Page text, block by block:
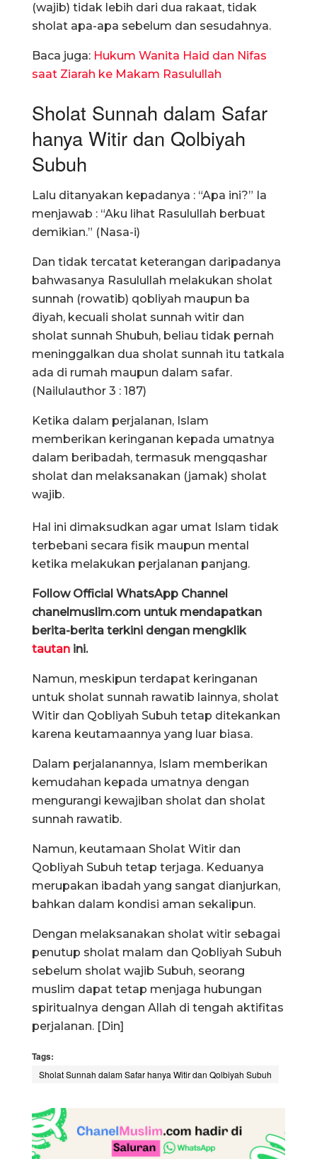
(wajib) tidak lebih dari dua rakaat, tidak
sholat apa-apa sebelum dan sesudahnya.
Baca juga: Hukum Wanita Haid dan Nifas
saat Ziarah ke Makam Rasulullah
Sholat Sunnah dalam Safar
hanya Witir dan Qolbiyah
Subuh
Lalu ditanyakan kepadanya : “Apa ini?” Ia
menjawab : “Aku lihat Rasulullah berbuat
demikian.” (Nasa-i)
Dan tidak tercatat keterangan daripadanya
bahwasanya Rasulullah melakukan sholat
sunnah (rowatib) qobliyah maupun ba
́diyah, kecuali sholat sunnah witir dan
sholat sunnah Shubuh, beliau tidak pernah
meninggalkan dua sholat sunnah itu tatkala
ada di rumah maupun dalam safar.
(Nailulauthor 3 : 187)
Ketika dalam perjalanan, Islam
memberikan keringanan kepada umatnya
dalam beribadah, termasuk mengqashar
sholat dan melaksanakan (jamak) sholat
wajib.
Hal ini dimaksudkan agar umat Islam tidak
terbebani secara fisik maupun mental
ketika melakukan perjalanan panjang.
Follow Official WhatsApp Channel
chanelmuslim.com untuk mendapatkan
berita-berita terkini dengan mengklik
tautan ini.
Namun, meskipun terdapat keringanan
untuk sholat sunnah rawatib lainnya, sholat
Witir dan Qobliyah Subuh tetap ditekankan
karena keutamaannya yang luar biasa.
Dalam perjalanannya, Islam memberikan
kemudahan kepada umatnya dengan
mengurangi kewajiban sholat dan sholat
sunnah rawatib.
Namun, keutamaan Sholat Witir dan
Qobliyah Subuh tetap terjaga. Keduanya
merupakan ibadah yang sangat dianjurkan,
bahkan dalam kondisi aman sekalipun.
Dengan melaksanakan sholat witir sebagai
penutup sholat malam dan Qobliyah Subuh
sebelum sholat wajib Subuh, seorang
muslim dapat tetap menjaga hubungan
spiritualnya dengan Allah di tengah aktifitas
perjalanan. [Din]
Tags:
Sholat Sunnah dalam Safar hanya Witir dan Qolbiyah Subuh